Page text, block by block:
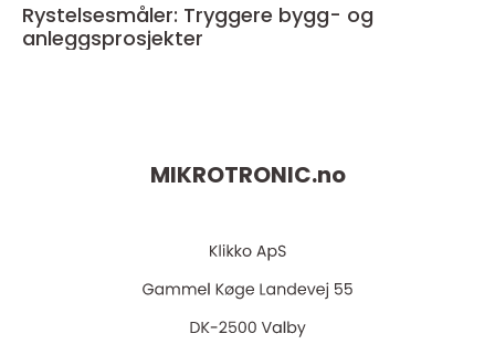
Rystelsesmåler: Tryggere bygg- og
anleggsprosjekter
MIKROTRONIC.no